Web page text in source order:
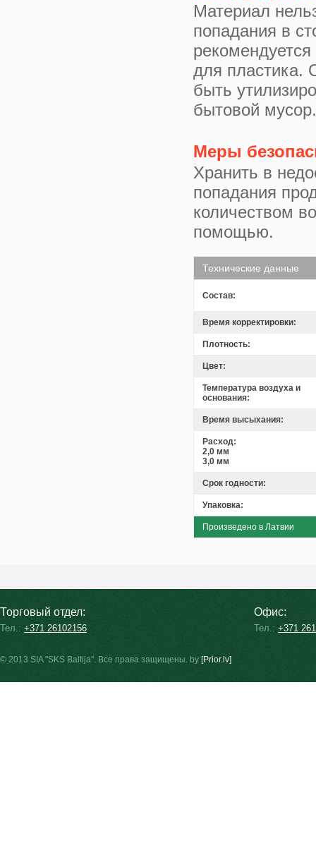
Материал
попадания в
для пластика.
быть
бытовой мусор.
Меры
Хранить в
попадания
количеством
помощью.
Технические данные
Состав:
Время корректировки:
Плотность:
Цвет:
Температура воздуха и
основания:
Время высыхания:
Расход:
2,0 мм
3,0 мм
Срок годности:
Упаковка:
Произведено в Латвии
Торговый отдел:
Тел.: +371 26102156
© 2013 SIA "SKS Baltija". Все права защищены. by [Prior.lv]
Офис:
Тел.: +371